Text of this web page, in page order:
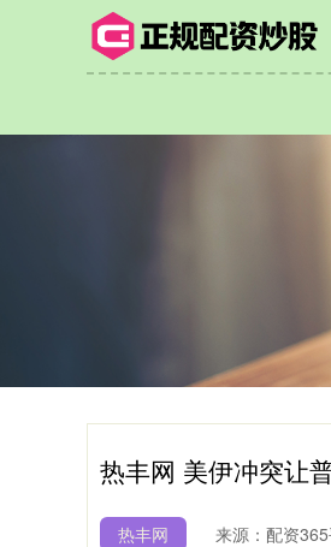
热丰网 美伊冲突让
热丰网 来源：配资